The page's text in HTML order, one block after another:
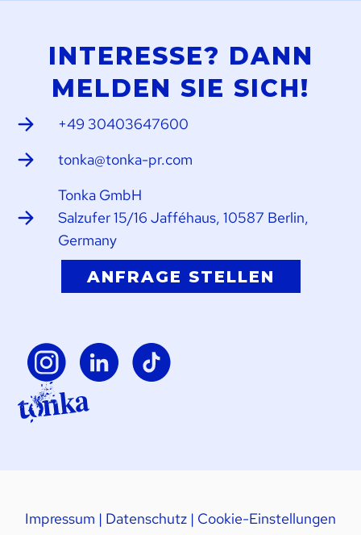
INTERESSE? DANN
MELDEN SIE SICH!
+49 30403647600
tonka@tonka-pr.com
Tonka GmbH
Salzufer 15/16 Jafféhaus, 10587 Berlin,
Germany
ANFRAGE STELLEN
Impressum | Datenschutz | Cookie-Einstellungen